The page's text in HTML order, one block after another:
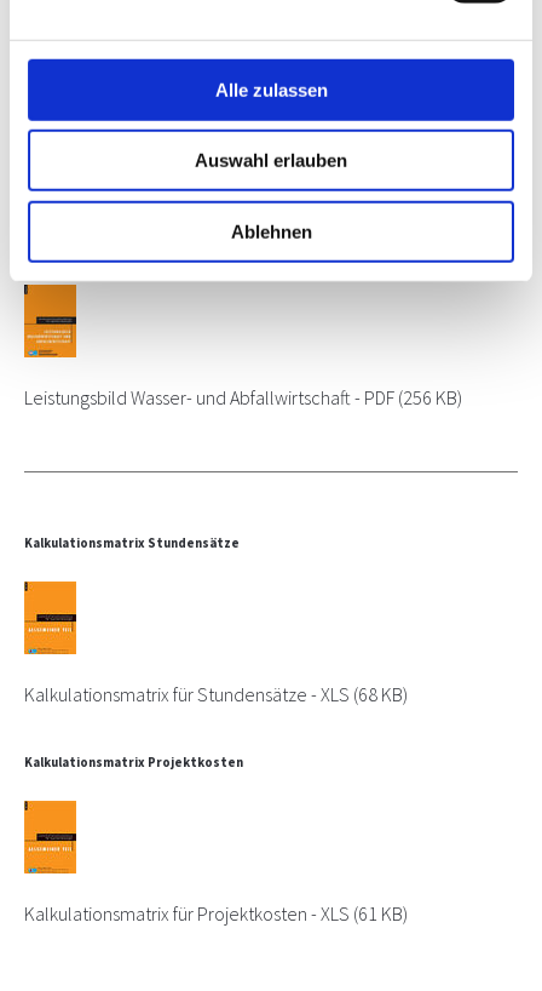
Alle zulassen
Auswahl erlauben
Ablehnen
Leistungsbild Technische Ausrüstung - Auflage 2011(966 KB)
Leistungsbild Wasser- und Abfallwirtschaft - PDF (256 KB)
Kalkulationsmatrix Stundensätze
Kalkulationsmatrix für Stundensätze - XLS (68 KB)
Kalkulationsmatrix Projektkosten
Kalkulationsmatrix für Projektkosten - XLS (61 KB)